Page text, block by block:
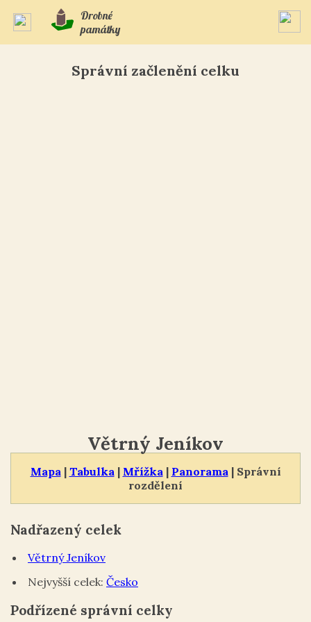
Drobné
památky
Správní začlenění celku
Mapa | Tabulka | Mřížka | Panorama | Správní
rozdělení
Větrný Jeníkov
Nadřazený celek
Větrný Jeníkov
Nejvyšší celek: Česko
Podřízené správní celky